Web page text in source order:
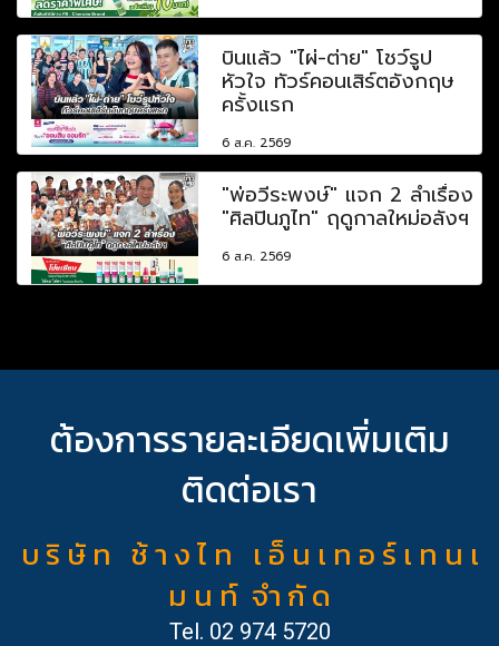
บินแล้ว "ไผ่-ต่าย" โชว์รูป
หัวใจ ทัวร์คอนเสิร์ตอังกฤษ
ครั้งแรก
6 ส.ค. 2569
"พ่อวีระพงษ์" แจก 2 ลำเรื่อง
"ศิลปินภูไท" ฤดูกาลใหม่อลังฯ
6 ส.ค. 2569
ต้องการรายละเอียดเพิ่มเติม
ติดต่อเรา
บ ริ ษั ท ช้ า ง ไ ท เ อ็ น เ ท อ ร์ เ ท น เ
ม น ท์ จำ กั ด
Tel. 02 974 5720